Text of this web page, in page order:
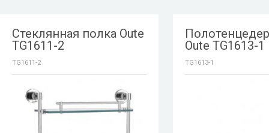
Стеклянная полка Oute
TG1611-2
TG1611-2
Oute TG1613-1
TG1613-1